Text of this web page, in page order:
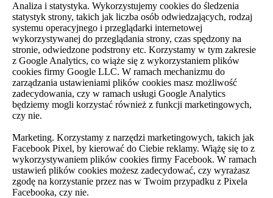
Analiza i statystyka. Wykorzystujemy cookies do śledzenia
statystyk strony, takich jak liczba osób odwiedzających, rodzaj
systemu operacyjnego i przeglądarki internetowej
wykorzystywanej do przeglądania strony, czas spędzony na
stronie, odwiedzone podstrony etc. Korzystamy w tym zakresie
z Google Analytics, co wiąże się z wykorzystaniem plików
cookies firmy Google LLC. W ramach mechanizmu do
zarządzania ustawieniami plików cookies masz możliwość
zadecydowania, czy w ramach usługi Google Analytics
będziemy mogli korzystać również z funkcji marketingowych,
czy nie.
Marketing. Korzystamy z narzędzi marketingowych, takich jak
Facebook Pixel, by kierować do Ciebie reklamy. Wiążę się to z
wykorzystywaniem plików cookies firmy Facebook. W ramach
ustawień plików cookies możesz zadecydować, czy wyrażasz
zgodę na korzystanie przez nas w Twoim przypadku z Pixela
Facebooka, czy nie.